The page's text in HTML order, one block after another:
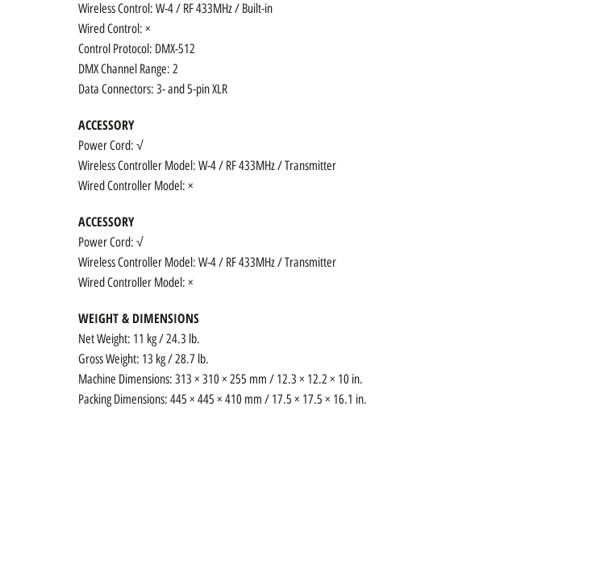
Wireless Control: W-4 / RF 433MHz / Built-in
Wired Control: ×
Control Protocol: DMX-512
DMX Channel Range: 2
Data Connectors: 3- and 5-pin XLR
ACCESSORY
Power Cord: √
Wireless Controller Model: W-4 / RF 433MHz / Transmitter
Wired Controller Model: ×
ACCESSORY
Power Cord: √
Wireless Controller Model: W-4 / RF 433MHz / Transmitter
Wired Controller Model: ×
WEIGHT & DIMENSIONS
Net Weight: 11 kg / 24.3 lb.
Gross Weight: 13 kg / 28.7 lb.
Machine Dimensions: 313 × 310 × 255 mm / 12.3 × 12.2 × 10 in.
Packing Dimensions: 445 × 445 × 410 mm / 17.5 × 17.5 × 16.1 in.